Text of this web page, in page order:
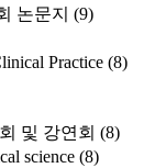
논문지 (9)
Practice (8)
및 강연회 (8)
science (8)